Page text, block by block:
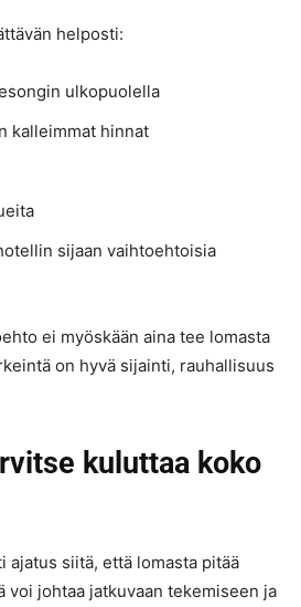
helposti:
ulkopuolella
kalleimmat hinnat
sijaan vaihtoehtoisia
ei myöskään aina tee lomasta
on hyvä sijainti, rauhallisuus
kuluttaa koko
ajatus siitä, että lomasta pitää
voi johtaa jatkuvaan tekemiseen ja